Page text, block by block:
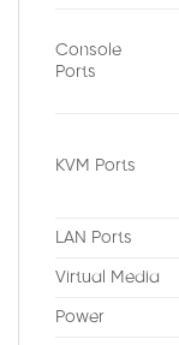
Console
Ports
KVM Ports
LAN Ports
Virtual Media
Power